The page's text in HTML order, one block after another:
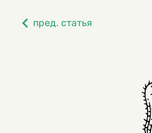
пред. статья